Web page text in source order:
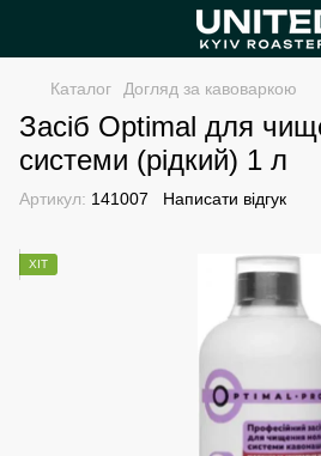
Каталог Догляд за кавоваркою
Засіб Optimal для
системи (рідкий) 1 л
Артикул: 141007 Написати відгук
ХІТ